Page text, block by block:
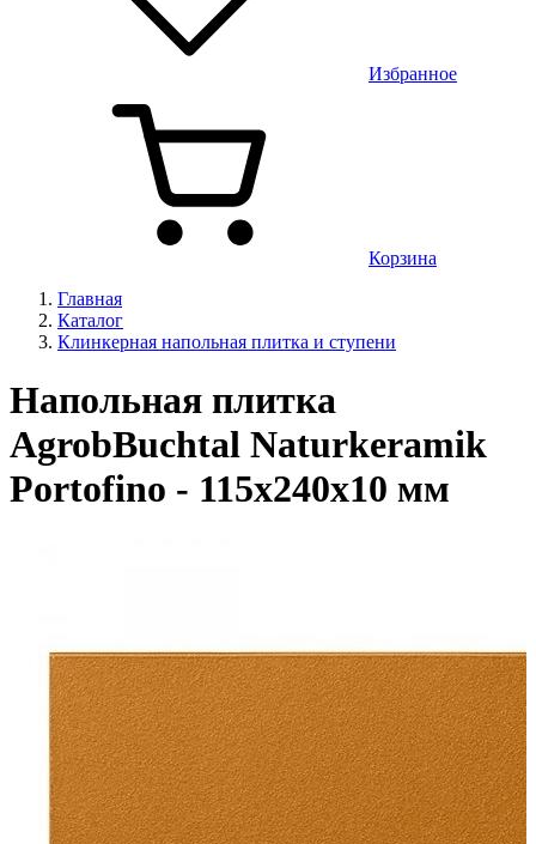
Избранное
Корзина
Главная
Каталог
Клинкерная напольная плитка и ступени
Напольная плитка
AgrobBuchtal Naturkeramik
Portofino - 115х240х10 мм